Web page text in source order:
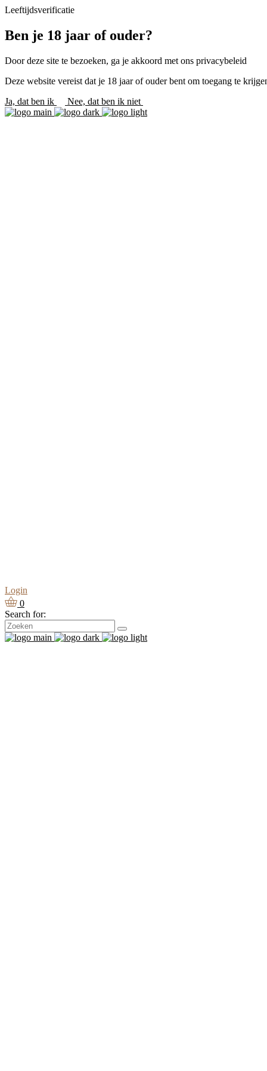
Leeftijdsverificatie
Ben je 18 jaar of ouder?
Door deze site te bezoeken, ga je akkoord met ons privacybeleid
Deze website vereist dat je 18 jaar of ouder bent om toegang te
Ja, dat ben ik
Nee, dat ben ik niet
Login
0
Search for: